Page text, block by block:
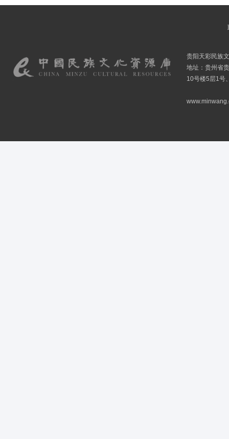
贵阳天彩民族
地址：贵州省
10号楼5层1号